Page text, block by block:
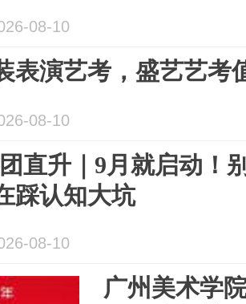
08-10
表演艺考，盛艺艺考
08-10
直升｜9月就启动！
踩认知大坑
08-10
广州美术学